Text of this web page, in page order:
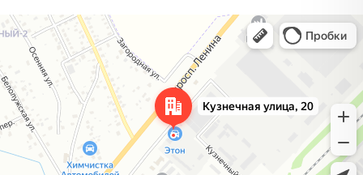
Жодино
Кузнечная улица, 20 — Яндекс Карты